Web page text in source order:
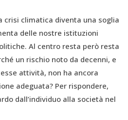
crisi climatica diventa una soglia
delle nostre istituzioni
Al centro resta però resta
un rischio noto da decenni, e
attività, non ha ancora
adeguata? Per rispondere,
dall’individuo alla società nel